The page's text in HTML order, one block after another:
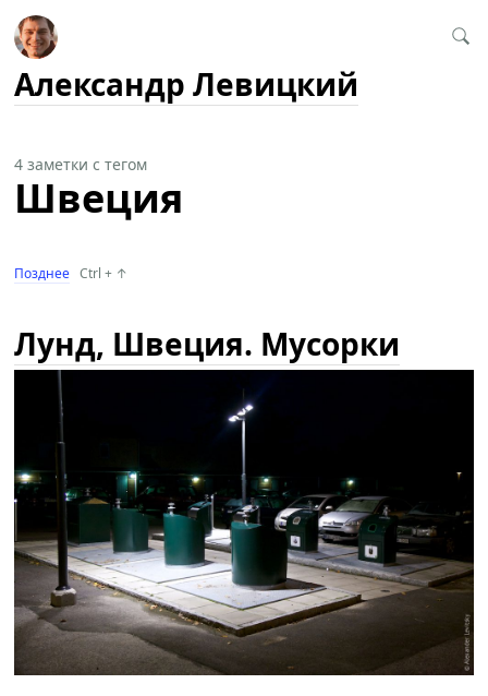
Александр Левицкий
4 заметки с тегом
Швеция
Позднее Ctrl + ↑
Лунд, Швеция. Мусорки